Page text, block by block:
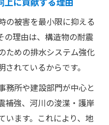
の被害を最小限に抑える
の理由は、構造物の耐震
ための排水システム強化
れているからです。
務所や建設部門が中心と
補強、河川の浚渫・護岸
います。これにより、地